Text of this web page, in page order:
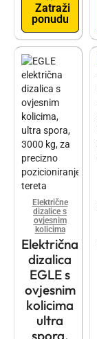
Zatraži
ponudu
Električne
dizalice s
ovjesnim
kolicima
Električna
dizalica
EGLE s
ovjesnim
kolicima
ultra
spora,